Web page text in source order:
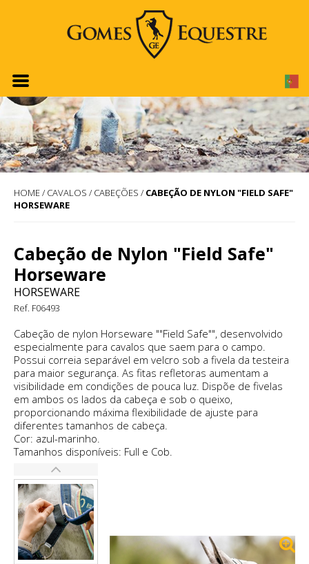
HOME/ CAVALOS / CABEÇÕES / CABEÇÃO DE NYLON "FIELD SAFE"
HORSEWARE
Cabeção de Nylon "Field Safe"
Horseware
HORSEWARE
Ref. F06493
Cabeção de nylon Horseware ""Field Safe"", desenvolvido
especialmente para cavalos que saem para o campo.
Possui correia separável em velcro sob a fivela da testeira
para maior segurança. As fitas refletoras aumentam a
visibilidade em condições de pouca luz. Dispõe de fivelas
em ambos os lados da cabeça e sob o queixo,
proporcionando máxima flexibilidade de ajuste para
diferentes tamanhos de cabeça.
Cor: azul-marinho.
Tamanhos disponíveis: Full e Cob.